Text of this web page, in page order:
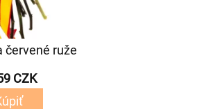
červené ruže
CZK